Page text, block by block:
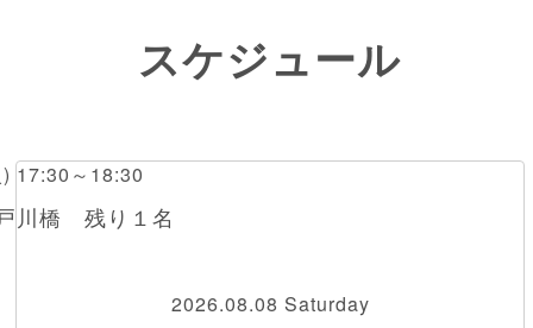
スケジュール
17:30～18:30
橋 残り１名
2026.08.08 Saturday